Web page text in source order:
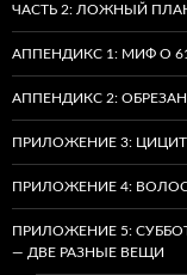
ЧАСТЬ 2: ЛОЖНЫЙ
АППЕНДИКС 1: МИФ О
АППЕНДИКС 2:
ПРИЛОЖЕНИЕ 3: ЦИЦИТ
ПРИЛОЖЕНИЕ 4:
ПРИЛОЖЕНИЕ 5:
— ДВЕ РАЗНЫЕ ВЕЩИ